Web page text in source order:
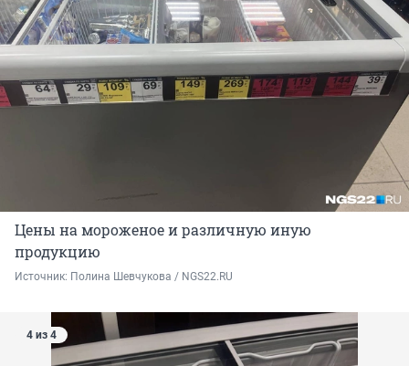
Цены на мороженое и различную иную
продукцию
Источник: Полина Шевчукова / NGS22.RU
4 из 4